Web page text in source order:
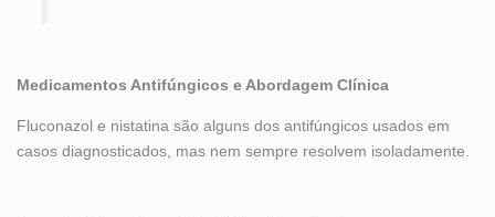
Medicamentos Antifúngicos e Abordagem Clínica
Fluconazol e nistatina são alguns dos antifúngicos usados em
casos diagnosticados, mas nem sempre resolvem isoladamente.